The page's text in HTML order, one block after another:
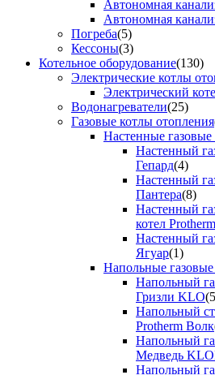
Автономная
Автономная
Погреба(5)
Кессоны(3)
Котельное оборудование(130)
Электрические котлы
Электрический
Водонагреватели(25)
Газовые котлы отопления
Настенные газовые
Настенный
Гепард(4)
Настенный
Пантера(8)
Настенный
котел
Настенный
Ягуар(1)
Напольные
Напольный
Гризли KLO
Напольный
Protherm Волк
Напольный
Медведь
Напольный